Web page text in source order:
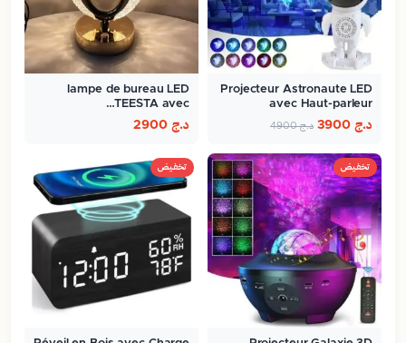
Projecteur Astronaute LED
avec Haut-parleur
Bluetooth…
د.ج د.ج4900
lampe de bureau LED
TEESTA avec…
د.ج
تخفيض تخفيض